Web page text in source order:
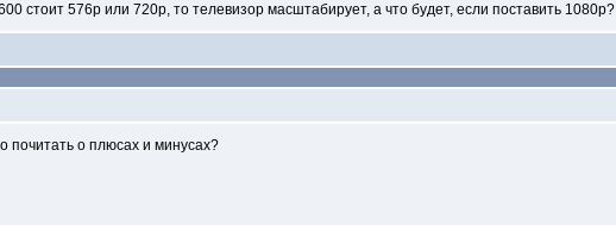
стоит 576p или 720p, то телевизор масштабирует, а что будет, если поставить 1080p?
почитать о плюсах и минусах?